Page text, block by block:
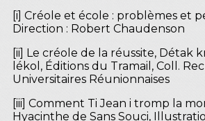
[i] Créole et école : problèmes et
Direction : Robert Chaudenson
[ii] Le créole de la réussite, Détak
lékol, Éditions du Tramail, Coll.
Universitaires Réunionnaises
[iii] Comment Ti Jean i tromp la
Hyacinthe de Sans Souci,